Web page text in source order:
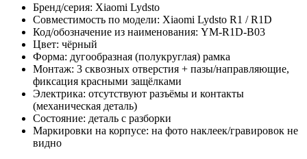
Бренд/серия: Xiaomi Lydsto
Совместимость по модели: Xiaomi Lydsto R1 / R1D
Код/обозначение из наименования: YM-R1D-B03
Цвет: чёрный
Форма: дугообразная (полукруглая) рамка
Монтаж: 3 сквозных отверстия + пазы/направляющие,
фиксация красными защёлками
Электрика: отсутствуют разъёмы и контакты
(механическая деталь)
Состояние: деталь с разборки
Маркировки на корпусе: на фото наклеек/гравировок не
видно